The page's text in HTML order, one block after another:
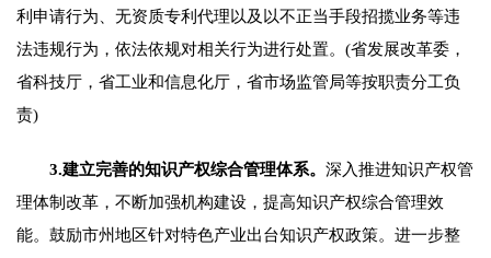
利申请行为、无资质专利代理以及以不正当手段招揽业务等违
法违规行为，依法依规对相关行为进行处置。(省发展改革委，
省科技厅，省工业和信息化厅，省市场监管局等按职责分工负
责)
3.建立完善的知识产权综合管理体系。 深入推进知识产权管
理体制改革，不断加强机构建设，提高知识产权综合管理效
能。鼓励市州地区针对特色产业出台知识产权政策。进一步整